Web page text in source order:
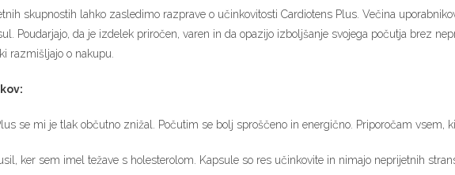
skupnostih lahko zasledimo razprave o učinkovitosti Cardiotens Plus. Večina
Poudarjajo, da je izdelek priročen, varen in da opazijo izboljšanje svojega počutja brez
razmišljajo o nakupu.
se mi je tlak občutno znižal. Počutim se bolj sproščeno in energično. Priporočam vsem,
ker sem imel težave s holesterolom. Kapsule so res učinkovite in nimajo neprijetnih